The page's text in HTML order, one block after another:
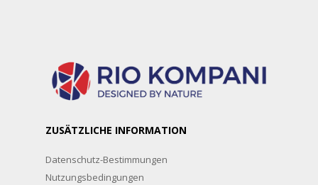
ZUSÄTZLICHE INFORMATION
Datenschutz-Bestimmungen
Nutzungsbedingungen